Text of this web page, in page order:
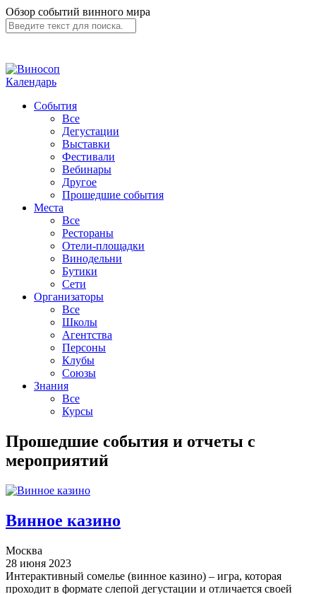
Обзор событий винного мира
Календарь
События
Все
Дегустации
Выставки
Фестивали
Вебинары
Другое
Прошедшие события
Места
Все
Рестораны
Отели-площадки
Винодельни
Бутики
Сети
Организаторы
Все
Школы
Агентства
Персоны
Клубы
Союзы
Знания
Все
Курсы
Прошедшие события и отчеты с
мероприятий
Винное казино
Москва
28 июня 2023
Интерактивный сомелье (винное казино) – игра, которая
проходит в формате слепой дегустации и отличается своей